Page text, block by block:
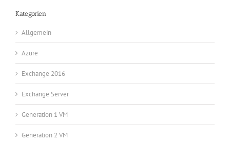
Kategorien
Allgemein
Azure
Exchange 2016
Exchange Server
Generation 1 VM
Generation 2 VM